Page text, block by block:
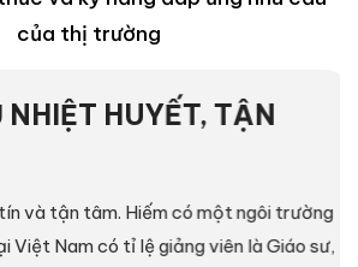
của thị trường
HUYẾT, TẬN
và tận tâm. Hiếm có một ngôi trường
Nam có tỉ lệ giảng viên là Giáo sư,